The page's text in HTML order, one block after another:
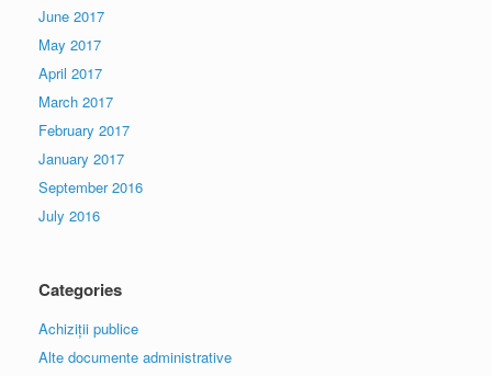
June 2017
May 2017
April 2017
March 2017
February 2017
January 2017
September 2016
July 2016
Categories
Achiziții publice
Alte documente administrative